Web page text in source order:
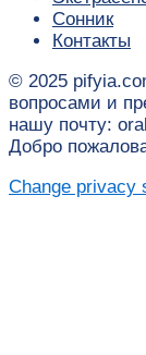
Сонник
Контакты
© 2025
вопросами и
нашу почту:
Добро
Change privacy